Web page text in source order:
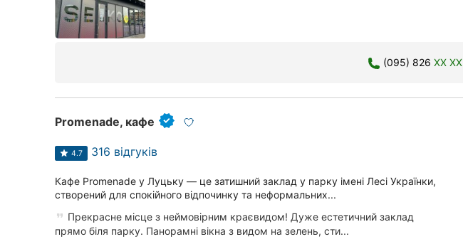
Тернопіль
Одеса
Кропивницький
Запоріжжя
(095) 826 XX XX
Promenade, кафе
4.7 316 відгуків
Кафе Promenade у Луцьку — це затишний заклад у парку імені Лесі Українки,
створений для спокійного відпочинку та неформальних...
Прекрасне місце з неймовірним краєвидом! Дуже естетичний заклад
прямо біля парку. Панорамні вікна з видом на зелень, сти...